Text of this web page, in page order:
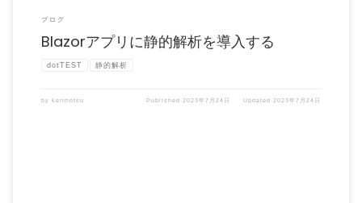
ブログ
Blazorアプリに静的解析を導入する
dotTEST 静的解析
by kenmotsu Published 2023年7月24日 Updated 2023年7月24日